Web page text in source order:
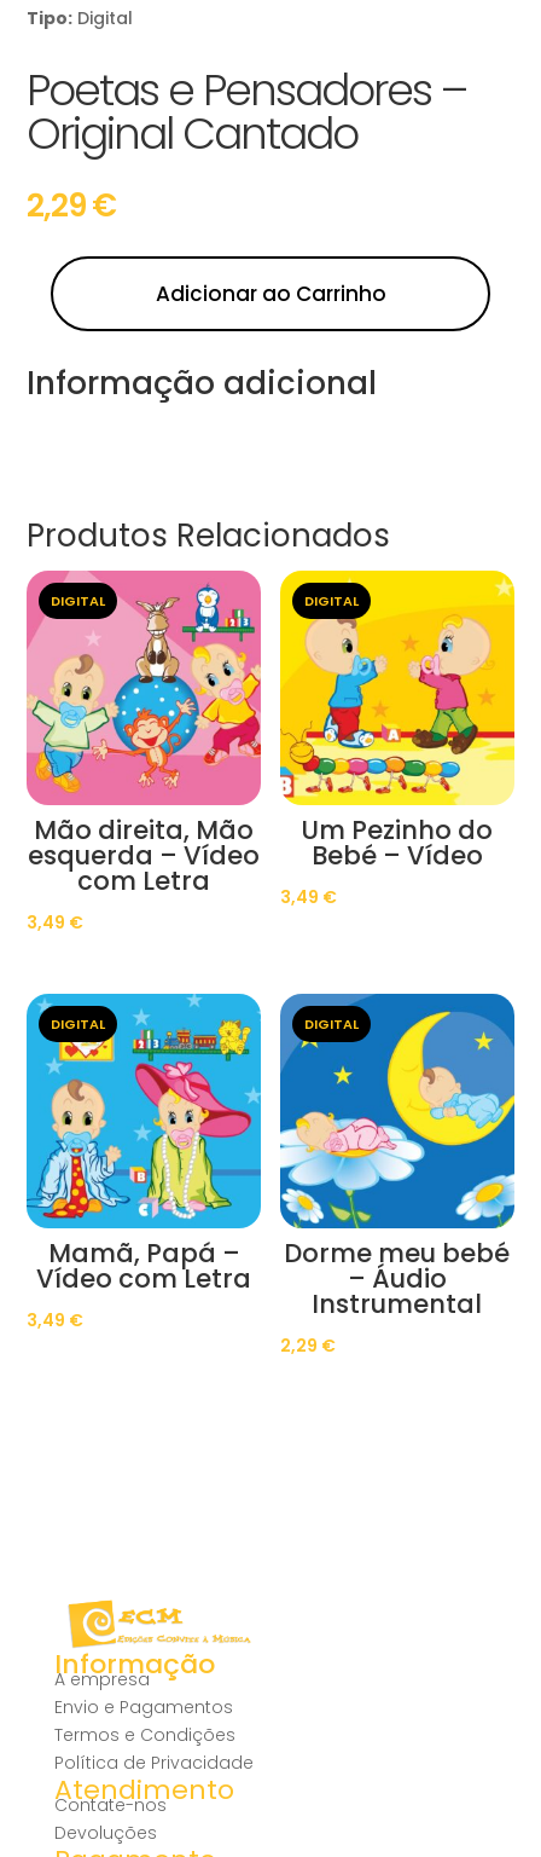
Tipo: Digital
Poetas e Pensadores –
Original Cantado
2,29€
Adicionar ao Carrinho
Informação adicional
Produtos Relacionados
DIGITAL
Mão direita, Mão
esquerda – Vídeo
com Letra
3,49 €
DIGITAL
Um Pezinho do
Bebé – Vídeo
3,49 €
DIGITAL
Mamã, Papá –
Vídeo com Letra
3,49 €
DIGITAL
Dorme meu bebé
– Áudio
Instrumental
2,29 €
Informação
A empresa
Envio e Pagamentos
Termos e Condições
Política de Privacidade
Atendimento
Contate-nos
Devoluções